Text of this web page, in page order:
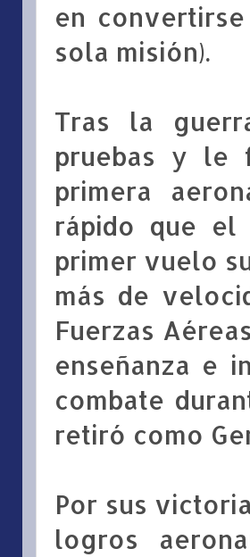
en
sola misión).
Tras la
pruebas y le
primera
rápido que el
primer vuelo
más de
Fuerzas
enseñanza e
combate
retiró como
Por sus
logros